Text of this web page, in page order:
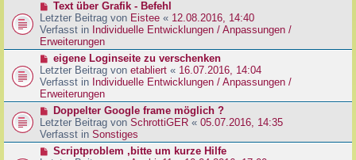
a
g
B
e
i
t
a
g
N
e
u
e
r
B
e
i
t
a
g
Text über Grafik - Befehl
Letzter Beitrag von Eistee « 12.08.2016, 14:40
Verfasst in Individuelle Entwicklungen / Anpassungen /
Erweiterungen
N
e
u
e
r
B
e
i
eigene Loginseite zu verschenken
Letzter Beitrag von etabliert « 16.07.2016, 14:04
Verfasst in Individuelle Entwicklungen / Anpassungen /
Erweiterungen
N
e
u
e
r
Doppelter Google frame möglich ?
Letzter Beitrag von SchrottiGER « 05.07.2016, 14:35
Verfasst in Sonstiges
NScriptproblem ,bitte um kurze Hilfe